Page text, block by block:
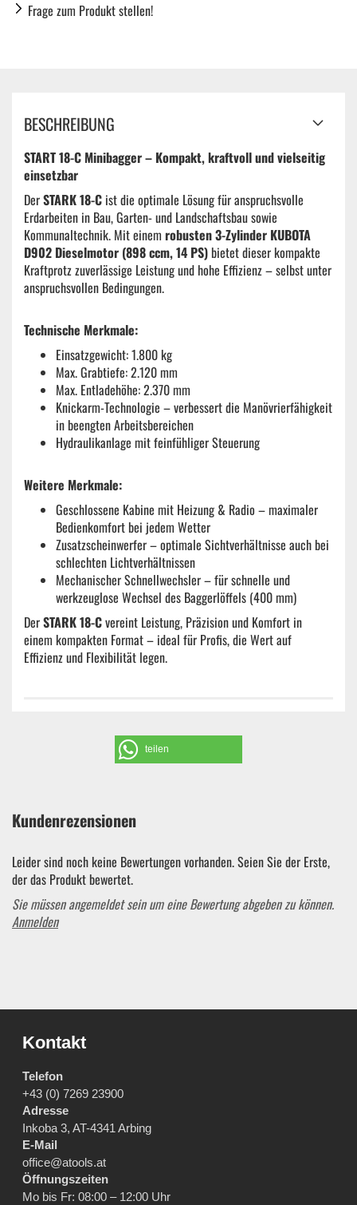
Frage zum Produkt stellen!
BESCHREIBUNG
START 18-C Minibagger– Kompakt, kraftvoll und vielseitig
einsetzbar
DerSTARK 18-C ist die optimale Lösung für anspruchsvolle
Erdarbeiten in Bau, Garten- und Landschaftsbau sowie
Kommunaltechnik. Mit einem robusten 3-Zylinder KUBOTA
D902 Dieselmotor (898 ccm, 14 PS) bietet dieser kompakte
Kraftprotz zuverlässige Leistung und hohe Effizienz – selbst unter
anspruchsvollen Bedingungen.
Technische Merkmale:
Einsatzgewicht: 1.800 kg
Max. Grabtiefe: 2.120 mm
Max. Entladehöhe: 2.370 mm
Knickarm-Technologie – verbessert die Manövrierfähigkeit
in beengten Arbeitsbereichen
Hydraulikanlage mit feinfühliger Steuerung
Weitere Merkmale:
Geschlossene Kabine mit Heizung & Radio – maximaler
Bedienkomfort bei jedem Wetter
Zusatzscheinwerfer – optimale Sichtverhältnisse auch bei
schlechten Lichtverhältnissen
Mechanischer Schnellwechsler – für schnelle und
werkzeuglose Wechsel des Baggerlöffels (400 mm)
DerSTARK 18-Cvereint Leistung, Präzision und Komfort in
einem kompakten Format – ideal für Profis, die Wert auf
Effizienz und Flexibilität legen.
teilen
Kundenrezensionen
Leider sind noch keine Bewertungen vorhanden. Seien Sie der Erste,
der das Produkt bewertet.
Sie müssen angemeldet sein um eine Bewertung abgeben zu können.
Anmelden
Kontakt
Telefon
+43 (0) 7269 23900
Adresse
Inkoba 3, AT-4341 Arbing
E-Mail
office@atools.at
Öffnungszeiten
Mo bis Fr: 08:00 – 12:00 Uhr